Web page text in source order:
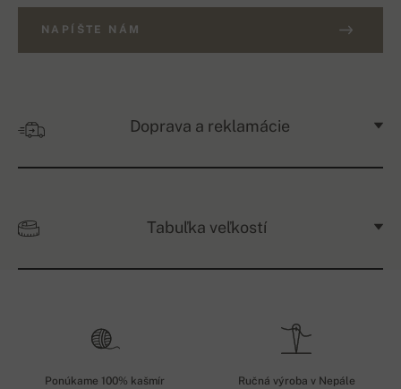
NAPÍŠTE NÁM
Doprava a reklamácie
Tabuľka veľkostí
Ponúkame 100% kašmír Ručná výroba v Nepále